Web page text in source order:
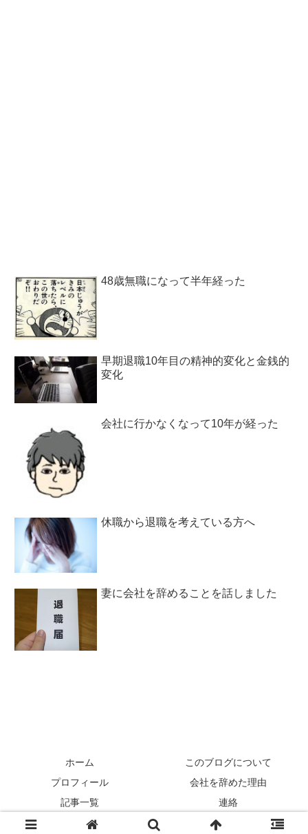
48歳無職になって半年経った
早期退職10年目の精神的変化と金銭的
変化
会社に行かなくなって10年が経った
休職から退職を考えている方へ
妻に会社を辞めることを話しました
ホーム
このブログについて
プロフィール
会社を辞めた理由
記事一覧
連絡
© 2013-2026 自由になりたくて47歳で会社を辞めたらこうなった.